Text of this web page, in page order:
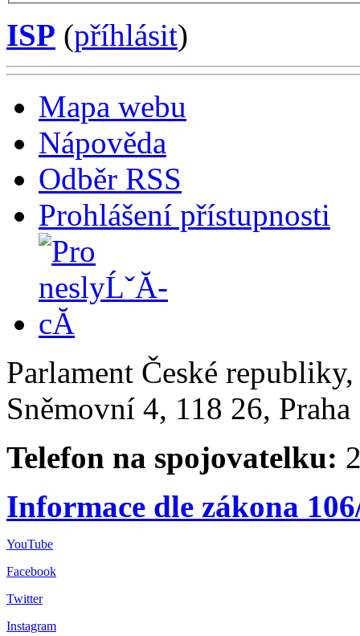
ISP (příhlásit)
Mapa webu
Nápověda
Odběr RSS
Prohlášení přístupnosti
Parlament České
Sněmovní 4, 118 26,
Telefon na spojovatelku:
Informace dle zákona
YouTube
Facebook
Twitter
Instagram